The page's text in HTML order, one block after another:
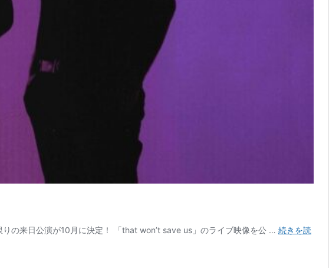
の来日公演が10月に決定！ 「that won’t save us」のライブ映像を公 … 続きを読